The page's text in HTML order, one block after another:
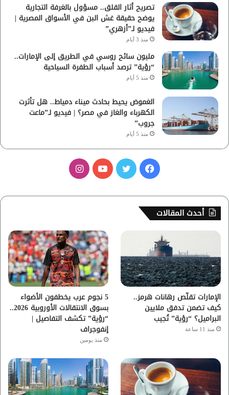
تصريح أثار القلق.. مسؤول بالغرفة التجارية
يوضح حقيقة غش البن في الأسواق المصرية |
فيديو لـ”أزهري”
منذ 3 أيام
مليون سائح روسي في الطريق إلى الإمارات..
“رؤية” ترصد أسباب الطفرة السياحية
منذ 5 أيام
الغموض يحيط بحادث ميناء دمياط.. هل تأثرت
الكهرباء والغاز في مصر؟ | فيديو لـ”ماعت
جروب”
منذ 5 أيام
س
ب
ك
ي
و
ب
ت
ق
ر
م
أحدث المقالات
الإمارات تقلّص رهانات هرمز..
كيف تضمن تدفق ملايين
البراميل؟ “رؤية” تُجيب
منذ 11 ساعة
5 نجوم عرب يخطفون الأضواء
بسوق الانتقالات الأوروبية 2026..
“رؤية” تكشف التفاصيل |
إنفوجراف
منذ يومين